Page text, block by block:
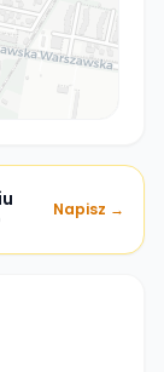
Napisz →